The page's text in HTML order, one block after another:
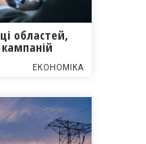
областей,
ЕКОНОМІКА